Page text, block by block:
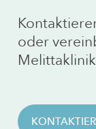
oder